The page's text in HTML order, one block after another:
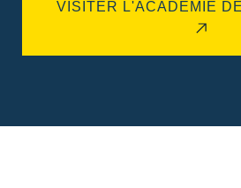
VISITER L'ACADÉMIE